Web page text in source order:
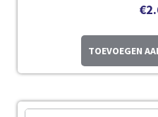
€
TOEVOEGEN